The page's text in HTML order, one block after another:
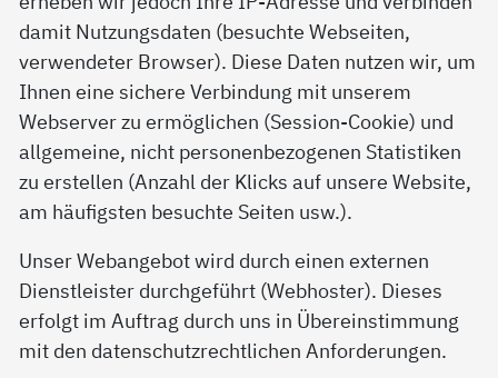
damit Nutzungsdaten (besuchte Webseiten,
verwendeter Browser). Diese Daten nutzen wir, um
Ihnen eine sichere Verbindung mit unserem
Webserver zu ermöglichen (Session-Cookie) und
allgemeine, nicht personenbezogenen Statistiken
zu erstellen (Anzahl der Klicks auf unsere Website,
am häufigsten besuchte Seiten usw.).
Unser Webangebot wird durch einen externen
Dienstleister durchgeführt (Webhoster). Dieses
erfolgt im Auftrag durch uns in Übereinstimmung
mit den datenschutzrechtlichen Anforderungen.